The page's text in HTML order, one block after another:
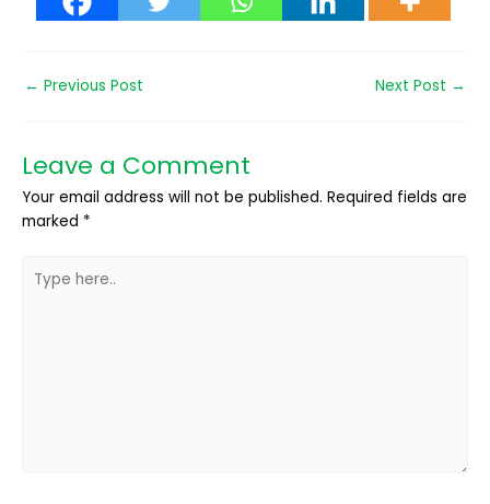
← Previous Post Next Post →
Leave a Comment
Your email address will not be published. Required fields are
marked *
here..